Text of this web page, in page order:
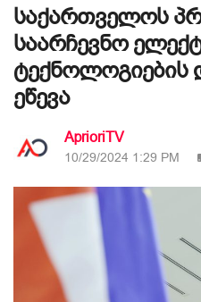
საქართველოს
საარჩევნო
ტექნოლოგიების
ეწევა
AprioriTV
10/29/2024 1:29 PM